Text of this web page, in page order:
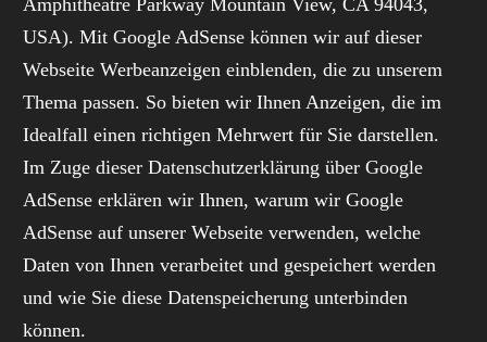
USA). Mit Google AdSense können wir auf dieser
Webseite Werbeanzeigen einblenden, die zu unserem
Thema passen. So bieten wir Ihnen Anzeigen, die im
Idealfall einen richtigen Mehrwert für Sie darstellen.
Im Zuge dieser Datenschutzerklärung über Google
AdSense erklären wir Ihnen, warum wir Google
AdSense auf unserer Webseite verwenden, welche
Daten von Ihnen verarbeitet und gespeichert werden
und wie Sie diese Datenspeicherung unterbinden
können.